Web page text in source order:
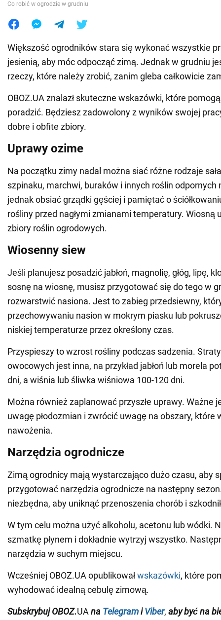
Co robić w ogrodzie w grudniu
Większość ogrodników stara się wykonać wszystkie
jesienią, aby móc odpocząć zimą. Jednak w grudniu
rzeczy, które należy zrobić, zanim gleba całkowicie
OBOZ.UA znalazł skuteczne wskazówki, które
poradzić. Będziesz zadowolony z wyników swojej
dobre i obfite zbiory.
Uprawy ozime
Na początku zimy nadal można siać różne rodzaje
szpinaku, marchwi, buraków i innych roślin odpornych
jednak obsiać grządki gęściej i pamiętać o
rośliny przed nagłymi zmianami temperatury. Wiosną
zbiory roślin ogrodowych.
Wiosenny siew
Jeśli planujesz posadzić jabłoń, magnolię, głóg, lipę,
sosnę na wiosnę, musisz przygotować się do tego w
rozwarstwić nasiona. Jest to zabieg przedsiewny,
przechowywaniu nasion w mokrym piasku lub
niskiej temperaturze przez określony czas.
Przyspieszy to wzrost rośliny podczas sadzenia.
owocowych jest inna, na przykład jabłoń lub morela
dni, a wiśnia lub śliwka wiśniowa 100-120 dni.
Można również zaplanować przyszłe uprawy. Ważne
uwagę płodozmian i zwrócić uwagę na obszary, które
nawożenia.
Narzędzia ogrodnicze
Zimą ogrodnicy mają wystarczająco dużo czasu, aby
przygotować narzędzia ogrodnicze na następny
niezbędna, aby uniknąć przenoszenia chorób i
W tym celu można użyć alkoholu, acetonu lub wódki.
szmatkę płynem i dokładnie wytrzyj wszystko.
narzędzia w suchym miejscu.
Wcześniej OBOZ.UA opublikowałwskazówki, które
wyhodować idealną cebulę zimową.
SubskrybujOBOZ.UAna TelegramiViber, aby być na